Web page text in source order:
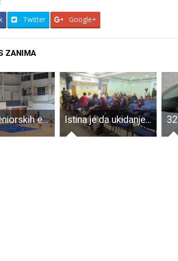
Twitter Google+
ZANIMA
Porazi seniorskih ekipa RK Gospić Istina je da ukidanjem prireza poreza na dohodak gradski proračun gubi 3,7 milijuna kuna